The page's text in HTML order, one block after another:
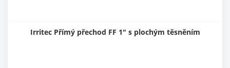
Irritec Přímý přechod FF 1" s plochým těsněním